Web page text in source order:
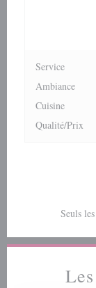
Service
Ambiance
Cuisine
Qualité/Prix
Seuls